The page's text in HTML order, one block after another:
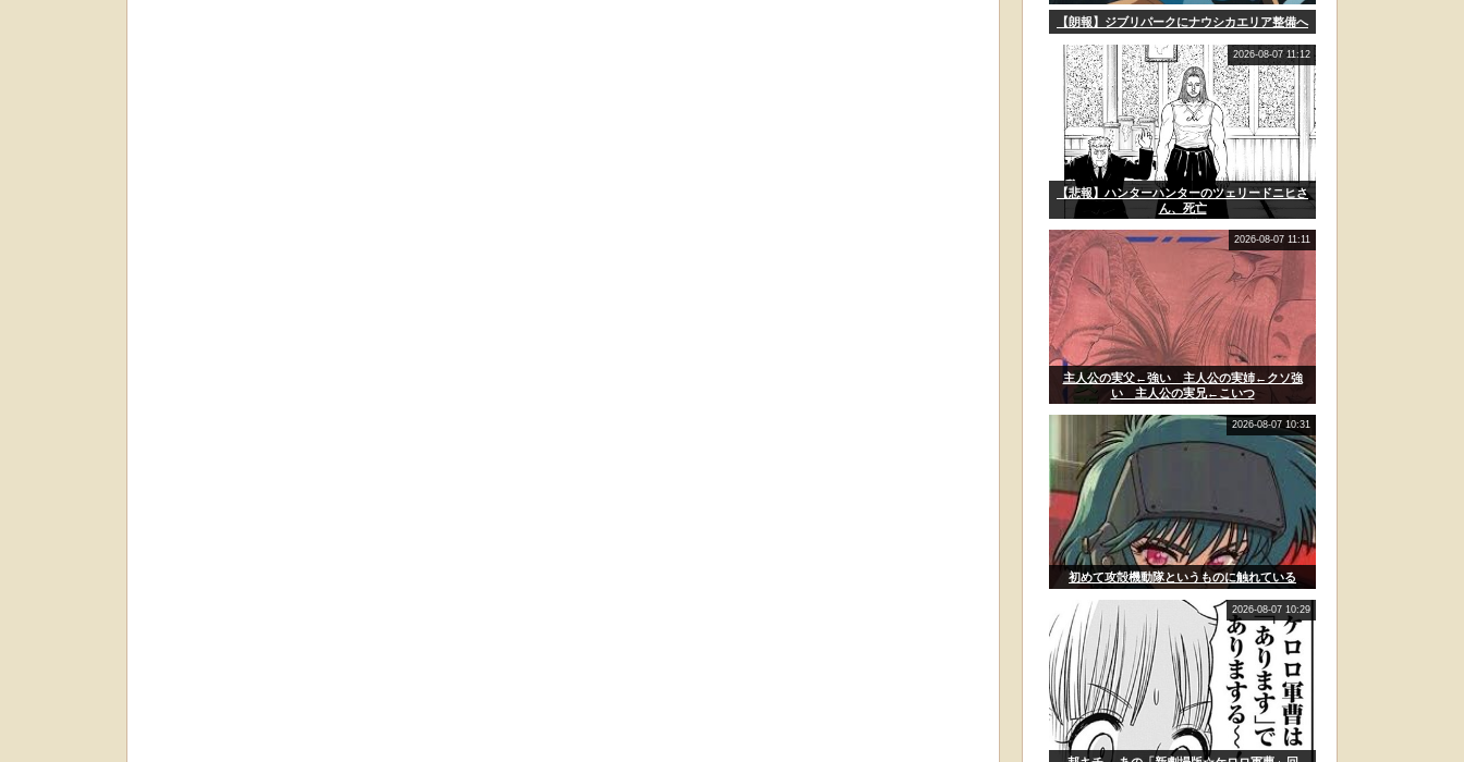
【朗報】ジブリパークにナウシカエリア整備へ
【悲報】ハンターハンターのツェリードニヒさ
ん、死亡
2026-08-07 11:12
主人公の実父←強い 主人公の実姉←クソ強
い 主人公の実兄←こいつ
2026-08-07 11:11
初めて攻殻機動隊というものに触れている
2026-08-07 10:31
2026-08-07 10:29